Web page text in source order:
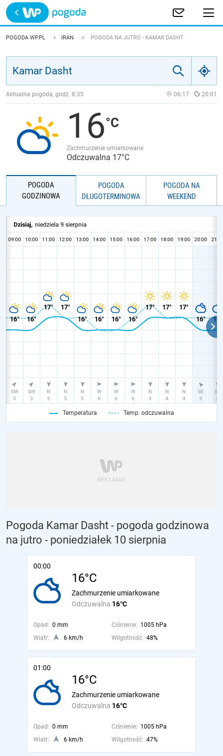
Trwa ładowanie
POLSKA
POGODA WP.PL IRAN POGODA NA JUTRO - KAMAR DASHT
Aktualna pogoda, godz. 8:35 06:17 20:01
16
Zachmurzenie umiarkowane
Odczuwalna 17°C
POGODA
GODZINOWA
POGODA
DŁUGOTERMINOWA
POGODA NA
WEEKEND
Temperatura Temp. odczuwalna
Pogoda Kamar Dasht - pogoda godzinowa
na jutro - poniedziałek 10 sierpnia
00:00
16°C
Odczuwalna 16°C
Zachmurzenie umiarkowane
Opad: 0 mm Ciśnienie: 1005 hPa
Wiatr:
6 km/h Wilgotność: 48%
01:00
16°C
Odczuwalna 16°C
Zachmurzenie umiarkowane
Opad: 0 mm Ciśnienie: 1005 hPa
Wiatr:
6 km/h Wilgotność: 47%